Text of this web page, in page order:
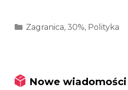
Kategorie
Zagranica, 30%, Polityka
Nowe wiadomości